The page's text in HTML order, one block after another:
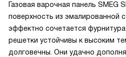
Газовая варочная панель SMEG
поверхность из эмалированной
эффектно сочетается
решетки устойчивы к высоким
долговечны. Они удачно